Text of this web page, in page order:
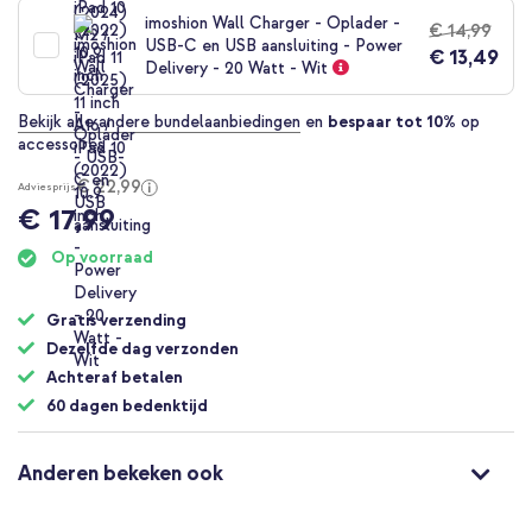
imoshion Wall Charger - Oplader -
USB-C en USB aansluiting - Power
Delivery - 20 Watt - Wit
€ 14,99
€ 13,49
Bekijk alle andere bundelaanbiedingen en bespaar tot 10% op
accessoires
Adviesprijs€ 22,99
€ 17,99
Op voorraad
Gratis verzending
Dezelfde dag verzonden
Achteraf betalen
60 dagen bedenktijd
Anderen bekeken ook